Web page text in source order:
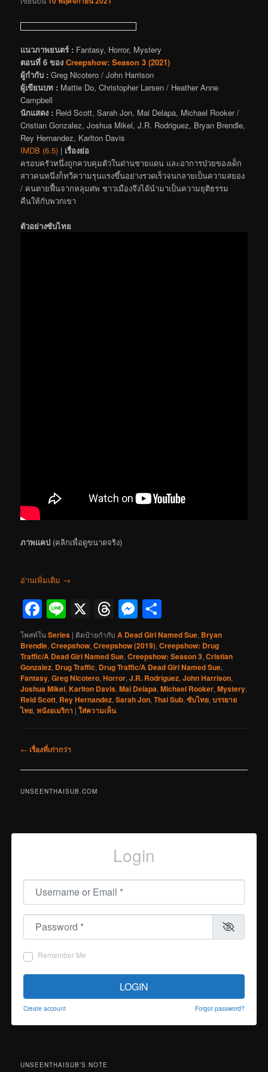
แนวภาพยนตร์ : Fantasy, Horror, Mystery
ตอนที่ 6 ของCreepshow: Season 3 (2021)
ผู้กำกับ : Greg Nicotero / John Harrison
ผู้เขียนบท : Mattie Do, Christopher Larsen / Heather Anne
Campbell
นักแสดง : Reid Scott, Sarah Jon, Mai Delapa, Michael Rooker /
Cristian Gonzalez, Joshua Mikel, J.R. Rodriguez, Bryan Brendle,
Rey Hernandez, Karlton Davis
IMDB (6.5) | เรื่องย่อ
ครอบครัวหนึ่งถูกควบคุมตัวในด่านชายแดน และอาการป่วยของเด็ก
สาวคนหนึ่งก็ทวีความรุนแรงขึ้นอย่างรวดเร็วจนกลายเป็นความสยอง
/ คนตายฟื้นจากหลุมศพ ชาวเมืองจึงได้นำมาเป็นความยุติธรรม
คืนให้กับพวกเขา
ตัวอย่างซับไทย
ภาพแคป (คลิกเพื่อดูขนาดจริง)
อ่านเพิ่มเติม →
Facebook
Line
X Threads
Messenger
โพสท์ในSeries | ติดป้ายกำกับ A Dead Girl Named Sue, Bryan
Brendle,Creepshow,Creepshow (2019),Creepshow: Drug
Traffic/A Dead Girl Named Sue,Creepshow: Season 3,Cristian
Gonzalez, Drug Traffic, Drug Traffic/A Dead Girl Named Sue,
Fantasy,Greg Nicotero,Horror,J.R. Rodriguez,John Harrison,
Joshua Mikel,Karlton Davis,Mai Delapa,Michael Rooker,Mystery,
Reid Scott, Rey Hernandez,Sarah Jon,Thai Sub,ซับไทย,บรรยาย
ไทย,หนังอเมริกา |ใส่ความเห็น
เมนู
เรื่อง
← เรื่องที่เก่ากว่า
UNSEENTHAISUB.COM
Login
Username or Email
Password
Remember Me
LOGIN
Create account Forgot password?
UNSEENTHAISUB’S NOTE